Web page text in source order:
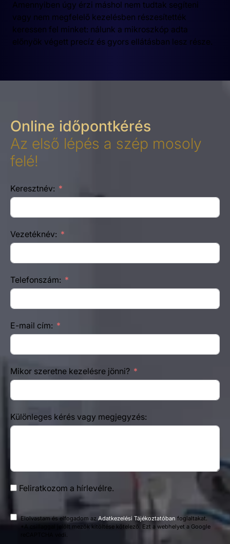
Amennyiben úgy érzi máshol nem tudtak segíteni
vagy nem megfelelő kezelésben részesítették
keressen fel minket: nálunk a mikroszkóp adta
előnyök végett precíz és gyors ellátásban lesz része.
Online időpontkérés
Az első lépés a szép mosoly
felé!
Keresztnév:
Vezetéknév:
Telefonszám:
E-mail cím:
Mikor szeretne kezelésre jönni?
Különleges kérés vagy megjegyzés:
Feliratkozom a hírlevélre.
Elolvastam és elfogadom az Adatkezelési Tájékoztatóban foglaltakat.
*A csillaggal jelölt mezők kitöltése kötelező. Ezt a webhelyet a Google
reCAPTCHA védi.